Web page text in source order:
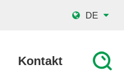
DE
Kontakt